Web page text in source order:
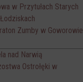
w Przytułach Starych
Zumby w Goworowie
nad Narwią
Ostrołęki w